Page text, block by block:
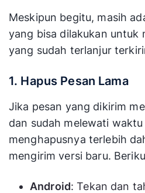
Meskipun begitu, masih
yang bisa dilakukan untuk
yang sudah terlanjur
1. Hapus Pesan Lama
Jika pesan yang dikirim
dan sudah melewati
menghapusnya terlebih
mengirim versi baru.
Android: Tekan dan